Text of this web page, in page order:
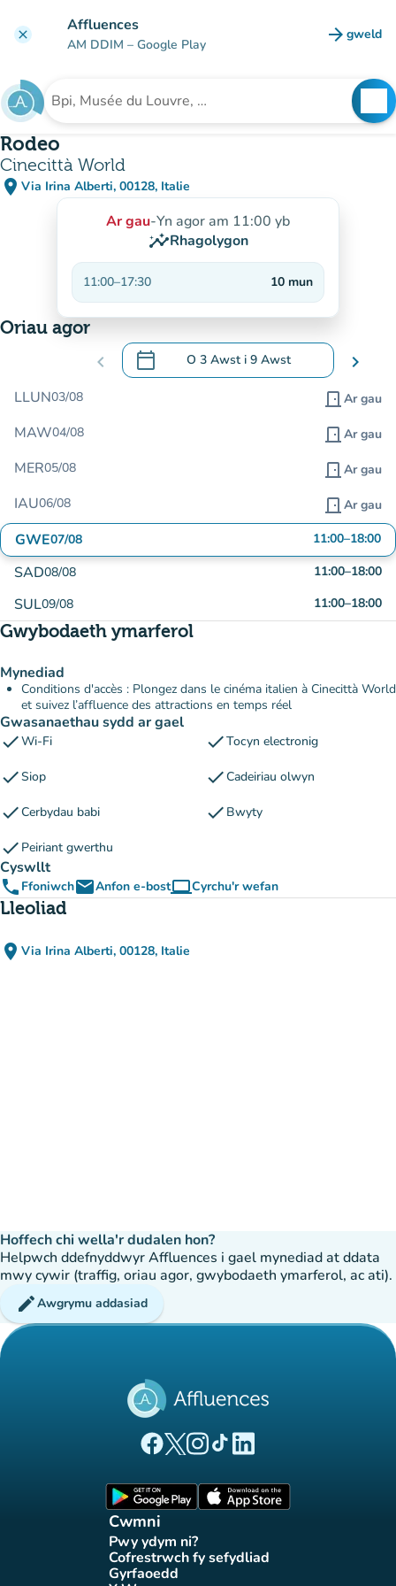
clear Affluences
AM DDIM – Google Play arrow_forward gweld
(tab
Chwilio am sefydliad
Rodeo
Cinecittà World
place Via Irina Alberti, 00128, Italie
(agor yn Google Maps)
(tab newydd)
Ar gau-Yn agor am 11:00 yb
insightsRhagolygon
11:00–17:30 10 mun
Oriau agor
chevron_left calendar_today O 3 Awst i 9 Awst
.Agor y calendr i newid dyddiadau chevron_right
LLUN03/08 door_front Ar gau
MAW04/08 door_front Ar gau
MER05/08 door_front Ar gau
IAU06/08 door_front Ar gau
GWE07/08 11:00–18:00
SAD08/08 11:00–18:00
SUL09/08 11:00–18:00
Gwybodaeth ymarferol
Mynediad
Conditions d'accès : Plongez dans le cinéma italien à Cinecittà World
et suivez l’affluence des attractions en temps réel
Gwasanaethau sydd ar gael
checkWi-Fi checkTocyn electronig
checkSiop checkCadeiriau olwyn
checkCerbydau babi check Bwyty
check Peiriant gwerthu
Cyswllt
phone FfoniwchemailAnfon e-bostcomputerCyrchu'r wefan
(tab newydd)
Lleoliad
place Via Irina Alberti, 00128, Italie
(agor yn Google Maps)
(tab newydd)
Hoffech chi wella'r dudalen hon?
Helpwch ddefnyddwyr Affluences i gael mynediad at ddata
mwy cywir (traffig, oriau agor, gwybodaeth ymarferol, ac ati).
editAwgrymu addasiad
(tab newydd)
(tab newydd)
(tab newydd)
(tab newydd)
(tab newydd)
Cwmni
Pwy ydym ni?
(tab newydd)
Cofrestrwch fy sefydliad
(tab newydd)
Gyrfaoedd(tab newydd)